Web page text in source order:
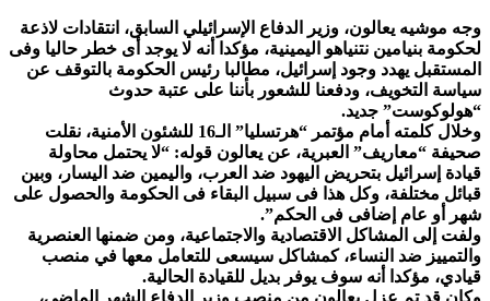
وجه موشيه يعالون، وزير الدفاع الإسرائيلي السابق، انتقادات لاذعة
لحكومة بنيامين نتنياهو اليمينية، مؤكدا أنه لا يوجد أى خطر حاليا وفى
المستقبل يهدد وجود إسرائيل، مطالبا رئيس الحكومة بالتوقف عن
سياسة التخويف، ودفعنا للشعور بأننا على عتبة حدوث
“هولوكوست” جديد.
وخلال كلمته أمام مؤتمر “هرتسليا” الـ16 للشئون الأمنية، نقلت
صحيفة “معاريف” العبرية، عن يعالون قوله: “لا يحتمل محاولة
قيادة إسرائيل بتحريض اليهود ضد العرب، واليمين ضد اليسار، وبين
قبائل مختلفة، وكل هذا فى سبيل البقاء فى الحكومة والحصول على
شهر أو عام إضافى فى الحكم”.
ولفت إلى المشاكل الاقتصادية والاجتماعية، ومن ضمنها العنصرية
والتمييز ضد النساء، كمشاكل سيسعى للتعامل معها في منصب
قيادي، مؤكدا أنه سوف يوفر بديل للقيادة الحالية.
وكان قد تم عزل يعالون من منصب وزير الدفاع الشهر الماضي،